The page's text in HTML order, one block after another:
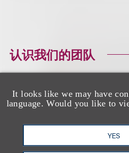
It looks like we may have
language. Would you like to
YES
认识我们的团队
合伙人